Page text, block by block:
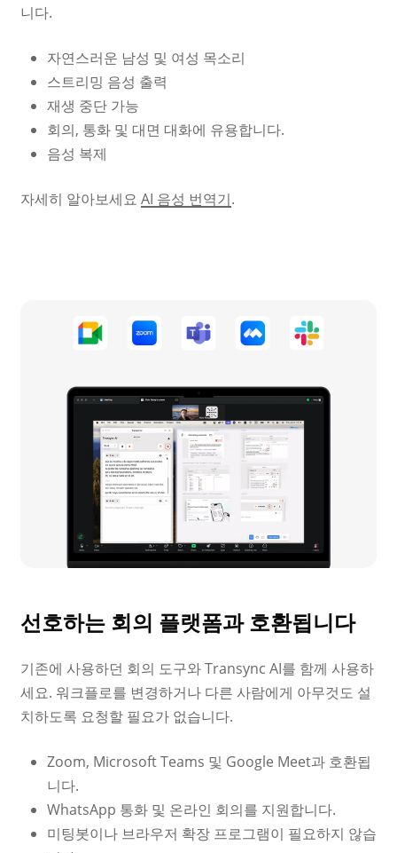
니다.
자연스러운 남성 및 여성 목소리
스트리밍 음성 출력
재생 중단 가능
회의, 통화 및 대면 대화에 유용합니다.
음성 복제
자세히 알아보세요 AI 음성 번역기.
선호하는 회의 플랫폼과 호환됩니다
기존에 사용하던 회의 도구와 Transync AI를 함께 사용하
세요. 워크플로를 변경하거나 다른 사람에게 아무것도 설
치하도록 요청할 필요가 없습니다.
Zoom, Microsoft Teams 및 Google Meet과 호환됩
니다.
WhatsApp 통화 및 온라인 회의를 지원합니다.
미팅봇이나 브라우저 확장 프로그램이 필요하지 않습